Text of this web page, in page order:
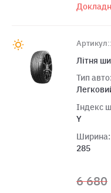
Лiтня
Тип авто:
Індекс
Y
Ширина:
285
6 680